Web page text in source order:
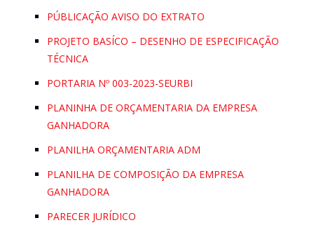
PÚBLICAÇÃO AVISO DO EXTRATO
PROJETO BASÍCO – DESENHO DE ESPECIFICAÇÃO
TÉCNICA
PORTARIA Nº 003-2023-SEURBI
PLANINHA DE ORÇAMENTARIA DA EMPRESA
GANHADORA
PLANILHA ORÇAMENTARIA ADM
PLANILHA DE COMPOSIÇÃO DA EMPRESA
GANHADORA
PARECER JURÍDICO